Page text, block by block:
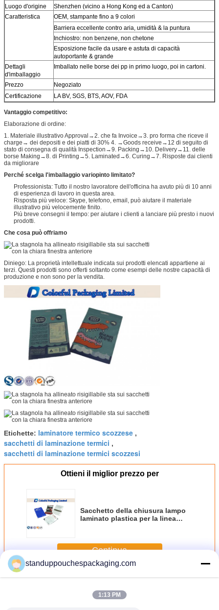
Luogo d'origine
Shenzhen (vicino a Hong Kong ed a Canton)
Caratteristica
OEM, stampante fino a 9 colori
Barriera eccellente contro aria, umidità & la puntura
Inchiostro: non benzene, non chetone
Esposizione facile da usare e astuta di capacità
autoportante & grande
Dettagli
d'imballaggio
Imballato nelle borse dei pp in primo luogo, poi in cartoni.
Prezzo
Negoziato
Certificazione
LA BV, SGS, BTS, AOV, FDA
Vantaggio competitivo:
Elaborazione di ordine:
1. Materiale illustrativo Approval→2. che fa Invoice→3. pro forma che riceve il
charge→ dei depositi e dei piatti di 30% 4. →Goods receive→12 di seguito di
stato di consegna di qualità Inspection→9. Packing→10. Delivery→11. delle
borse Making→8. di Printing→5. Laminated→6. Curing→7. Risposte dai clienti
da migliorare
Perché scelga l'imballaggio variopinto limitato?
Professionista: Tutto il nostro lavoratore dell'officina ha avuto più di 10 anni
di esperienza di lavoro in questa area.
Risposta più veloce: Skype, telefono, email, può aiutare il materiale
illustrativo più velocemente finito.
Più breve consegni il tempo: per aiutare i clienti a lanciare più presto i nuovi
prodotti.
Che cosa può offriamo
Diniego: La proprietà intellettuale indicata sui prodotti elencati appartiene ai
terzi. Questi prodotti sono offerti soltanto come esempi delle nostre capacità di
produzione e non sono per la vendita.
Etichette: laminatore termico scozzese ,
sacchetti di laminazione termici ,
sacchetti di laminazione termici scozzesi
Ottieni il miglior prezzo per
Sacchetto della chiusura lampo
laminato plastica per la linea
Continua
PiùSacchetto laminato
standuppouchespackaging.com
1:13 PM